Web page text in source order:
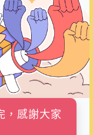
，感謝大家